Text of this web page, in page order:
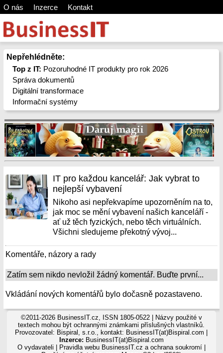
O nás Inzerce Kontakt
Nepřehlédněte:
Top z IT: Pozoruhodné IT produkty pro rok 2026
Správa dokumentů
Digitální transformace
Informační systémy
IT pro každou kancelář: Jak vybrat to
nejlepší vybavení
Nikoho asi nepřekvapíme upozorněním na to,
jak moc se mění vybavení našich kanceláří -
ať už těch fyzických, nebo těch virtuálních.
Všichni sledujeme překotný vývoj...
Komentáře, názory a rady
Zatím sem nikdo nevložil žádný komentář. Buďte první...
Vkládání nových komentářů bylo dočasně pozastaveno.
©2011-2026 BusinessIT.cz, ISSN 1805-0522 | Názvy použité v
textech mohou být ochrannými známkami příslušných vlastníků.
Provozovatel: Bispiral, s.r.o., kontakt: BusinessIT(at)Bispiral.com |
Inzerce: BusinessIT(at)Bispiral.com
O vydavateli
Pravidla webu BusinessIT.cz a ochrana soukromí|